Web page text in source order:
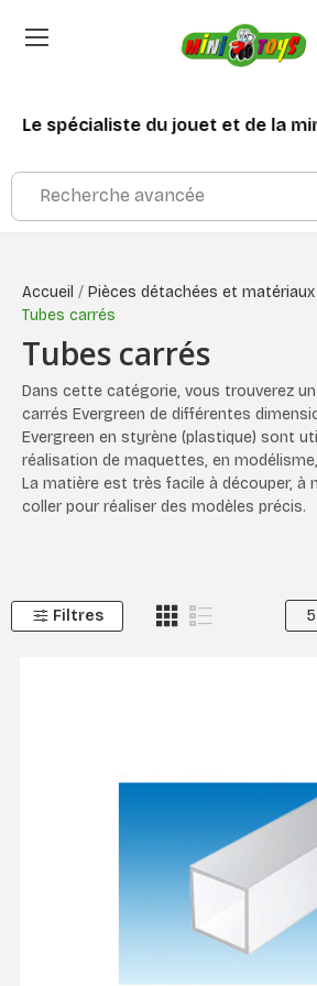
spécialiste du jouet et de la
Recherche avancée
Accueil Pièces détachées et matériaux
Tubes carrés
Tubes carrés
Dans cette catégorie, vous trouverez
carrés Evergreen de différentes
Evergreen en styrène (plastique) sont
réalisation de maquettes, en
La matière est très facile à découper, à
coller pour réaliser des modèles précis.
Filtres 5